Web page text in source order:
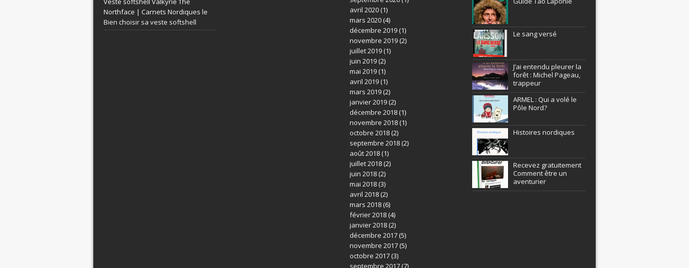
Northface | Carnets Nordiques le
Bien choisir sa veste softshell
avril 2020(1)
mars 2020(4)
décembre 2019(1)
novembre 2019(2)
juillet 2019(1)
juin 2019(2)
mai 2019(1)
avril 2019(1)
mars 2019(2)
janvier 2019(2)
décembre 2018(1)
novembre 2018(1)
octobre 2018(2)
septembre 2018(2)
août 2018(1)
juillet 2018(2)
juin 2018(2)
mai 2018(3)
avril 2018(2)
mars 2018(6)
février 2018(4)
janvier 2018(2)
décembre 2017(5)
novembre 2017(5)
octobre 2017(3)
septembre 2017(7)
Le sang versé
J’ai entendu pleurer la
forêt : Michel Pageau,
trappeur
ARMEL : Qui a volé le
Pôle Nord?
Histoires nordiques
Recevez gratuitement
Comment être un
aventurier